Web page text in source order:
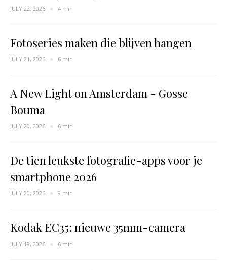
JULY 22, 2026 4 min
Fotoseries maken die blijven hangen
JULY 21, 2026 6 min
A New Light on Amsterdam - Gosse
Bouma
JULY 20, 2026 6 min
De tien leukste fotografie-apps voor je
smartphone 2026
JULY 20, 2026 9 min
Kodak EC35: nieuwe 35mm-camera
JULY 18, 2026 6 min